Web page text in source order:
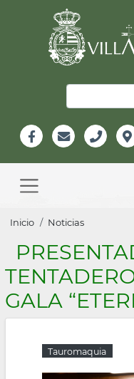
Información
Header
navigation
Sobrescribir
enlaces
de
ayuda
a
navegación
Inicio Noticias
GALA
Tauromaquia